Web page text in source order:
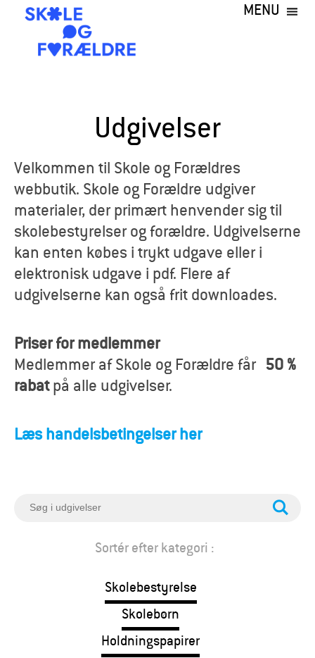
hovedindhold
l
e
o
g
F
r
æ
d
e
MENU
Udgivelser
Velkommen til Skole og Forældres
webbutik. Skole og Forældre udgiver
materialer, der primært henvender sig til
skolebestyrelser og forældre. Udgivelserne
kan enten købes i trykt udgave eller i
elektronisk udgave i pdf. Flere af
udgivelserne kan også frit downloades.
Priser for medlemmer
Medlemmer af Skole og Forældre får 50 %
rabatpå alle udgivelser.
Læs handelsbetingelser her
S
Sortér efter kategori :
Skolebestyrelse
Skolebørn
Holdningspapirer